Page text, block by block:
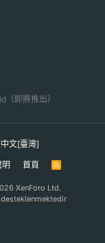
（即將推出）
文[臺灣]
明 首頁
R
XenForo Ltd.